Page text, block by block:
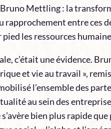
Mettling : la
rapprochement entre ces
les ressources
c’était une évidence.
et vie au travail »,
l’ensemble des
au sein des
bien plus rapide